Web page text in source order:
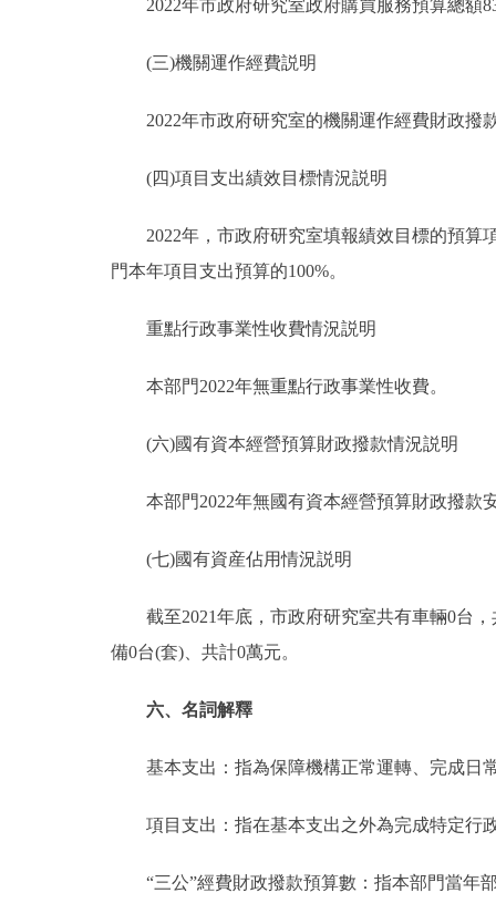
2022年市政府研究室政府購買服務預算總額
(三)機關運作經費説明
2022年市政府研究室的機關運作經費財政撥
(四)項目支出績效目標情況説明
2022年，市政府研究室填報績效目標的預算項
門本年項目支出預算的100%。
重點行政事業性收費情況説明
本部門2022年無重點行政事業性收費。
(六)國有資本經營預算財政撥款情況説明
本部門2022年無國有資本經營預算財政撥款
(七)國有資産佔用情況説明
截至2021年底，市政府研究室共有車輛0台，
備0台(套)、共計0萬元。
六、名詞解釋
基本支出：指為保障機構正常運轉、完成日
項目支出：指在基本支出之外為完成特定行
“三公”經費財政撥款預算數：指本部門當年部